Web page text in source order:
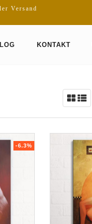
Versand
KONTAKT
Ansicht:
-6.3%